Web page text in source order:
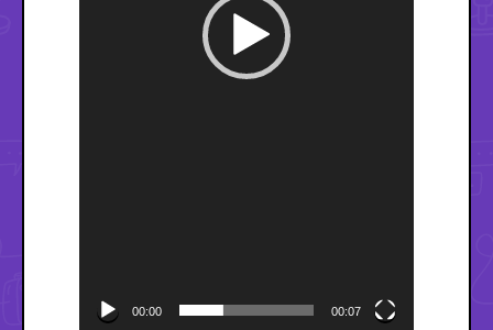
00:00 00:07